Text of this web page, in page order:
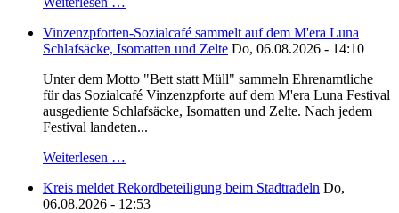
Vinzenzpforten-Sozialcafé sammelt auf dem M'era Luna
Schlafsäcke, Isomatten und Zelte Do, 06.08.2026 - 14:10
Unter dem Motto "Bett statt Müll" sammeln Ehrenamtliche
für das Sozialcafé Vinzenzpforte auf dem M'era Luna Festival
ausgediente Schlafsäcke, Isomatten und Zelte. Nach jedem
Festival landeten...
Weiterlesen …
Kreis meldet Rekordbeteiligung beim Stadtradeln Do,
06.08.2026 - 12:53